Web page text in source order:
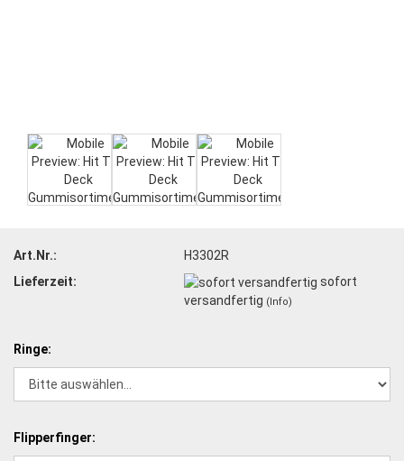
Art.Nr.:
H3302R
Lieferzeit:
sofort
versandfertig (Info)
Ringe:
Flipperfinger: